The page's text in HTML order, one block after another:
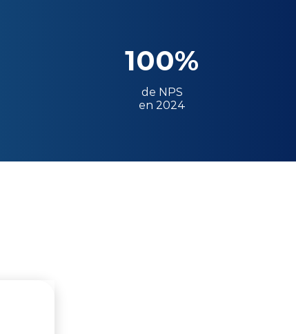
100%
de NPS
en 2024